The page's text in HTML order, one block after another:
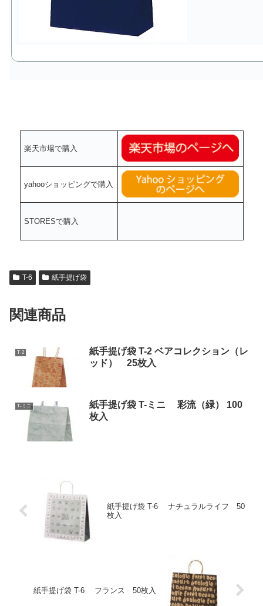
楽天市場で購入
yahooショッピングで購入
STORESで購入
T-6 紙手提げ袋
関連商品
T-2
紙手提げ袋 T-2 ベアコレクション（レ
ッド） 25枚入
T-ミニ
紙手提げ袋 T-ミニ 彩流（緑） 100
枚入
紙手提げ袋 T-6 ナチュラルライフ 50
枚入
紙手提げ袋 T-6 フランス 50枚入